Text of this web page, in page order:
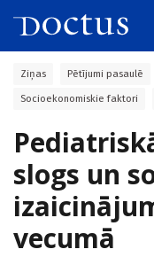
Ziņas Pētījumi pasaulē
Socioekonomiskie faktori
slogs un
vecumā